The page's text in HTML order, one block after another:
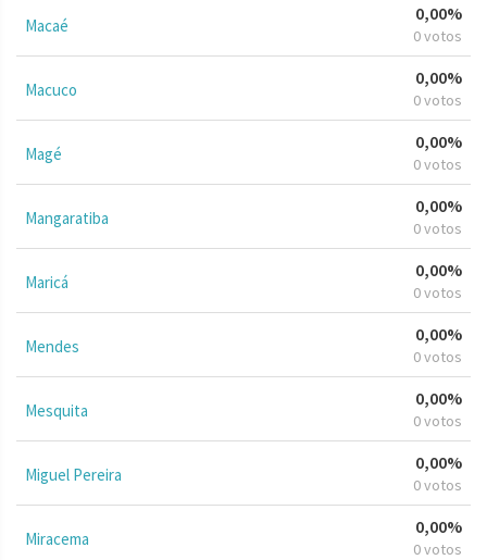
Macaé
0,00%
0 votos
Macuco
0,00%
0 votos
Magé
0,00%
0 votos
Mangaratiba
0,00%
0 votos
Maricá
0,00%
0 votos
Mendes
0,00%
0 votos
Mesquita
0,00%
0 votos
Miguel Pereira
0,00%
0 votos
Miracema
0,00%
0 votos